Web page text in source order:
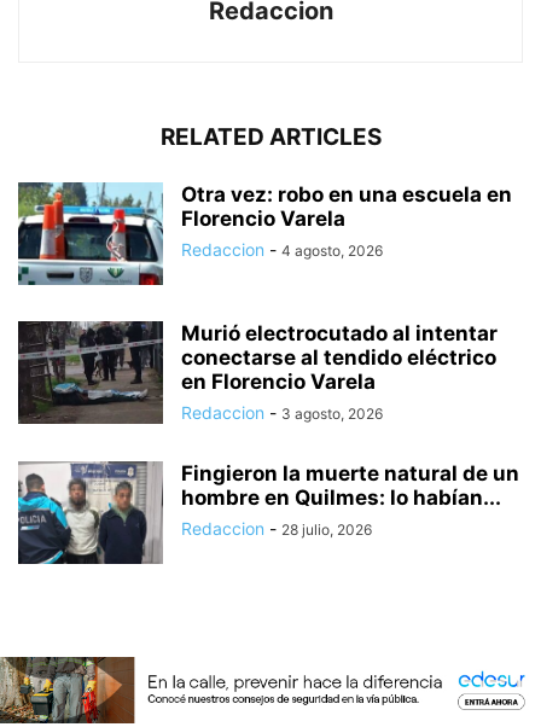
Redaccion
RELATED ARTICLES
Otra vez: robo en una escuela en
Florencio Varela
Redaccion - 4 agosto, 2026
Murió electrocutado al intentar
conectarse al tendido eléctrico
en Florencio Varela
Redaccion - 3 agosto, 2026
Fingieron la muerte natural de un
hombre en Quilmes: lo habían...
Redaccion - 28 julio, 2026